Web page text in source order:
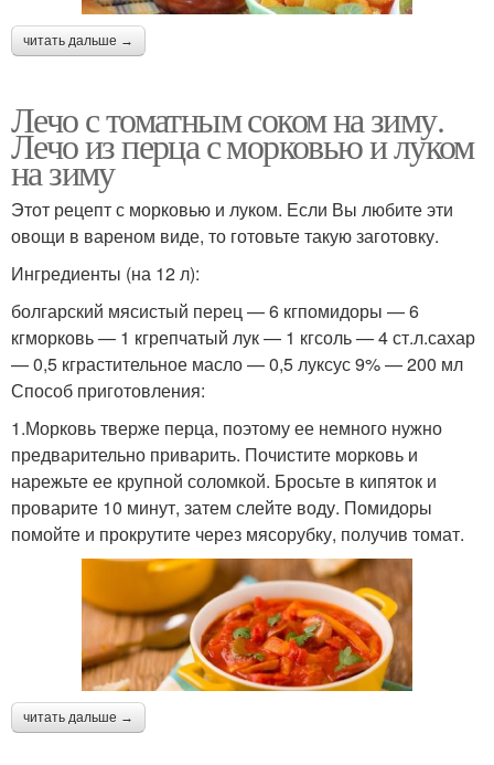
читать дальше →
Лечо с томатным соком на зиму.
Лечо из перца с морковью и луком
на зиму
Этот рецепт с морковью и луком. Если Вы любите эти
овощи в вареном виде, то готовьте такую заготовку.
Ингредиенты (на 12 л):
болгарский мясистый перец — 6 кгпомидоры — 6
кгморковь — 1 кгрепчатый лук — 1 кгсоль — 4 ст.л.сахар
— 0,5 кграстительное масло — 0,5 луксус 9% — 200 мл
Способ приготовления:
1.Морковь тверже перца, поэтому ее немного нужно
предварительно приварить. Почистите морковь и
нарежьте ее крупной соломкой. Бросьте в кипяток и
проварите 10 минут, затем слейте воду. Помидоры
помойте и прокрутите через мясорубку, получив томат.
читать дальше →